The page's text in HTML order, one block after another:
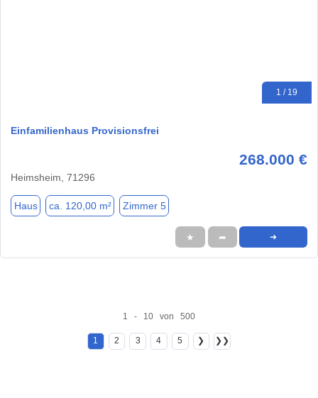
1 / 19
Einfamilienhaus Provisionsfrei
268.000 €
Heimsheim, 71296
Haus ca. 120,00 m² Zimmer 5
★ ➦ ➜
1 - 10 von 500
1 2 3 4 5 ❯ ❯❯